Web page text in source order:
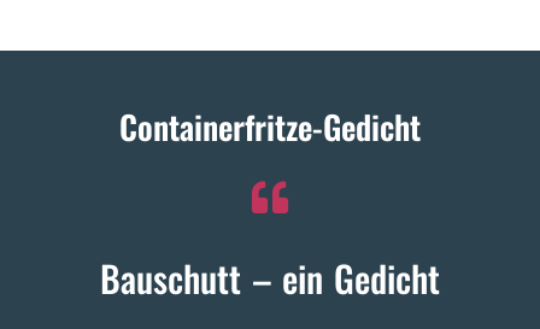
Containerfritze-Gedicht
Bauschutt – ein Gedicht